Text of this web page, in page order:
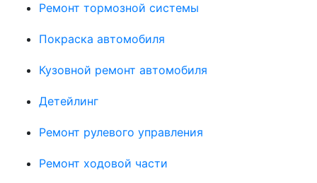
Ремонт тормозной системы
Покраска автомобиля
Кузовной ремонт автомобиля
Детейлинг
Ремонт рулевого управления
Ремонт ходовой части